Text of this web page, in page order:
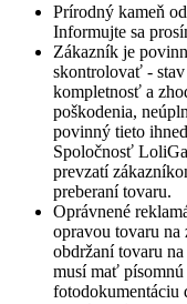
Prírodný kameň
Informujte sa
Zákazník je
skontrolovať -
kompletnosť a
poškodenia,
povinný tieto
Spoločnosť
prevzatí
preberaní tovaru.
Oprávnené
opravou tovaru na
obdržaní tovaru
musí mať
fotodokumentáciu